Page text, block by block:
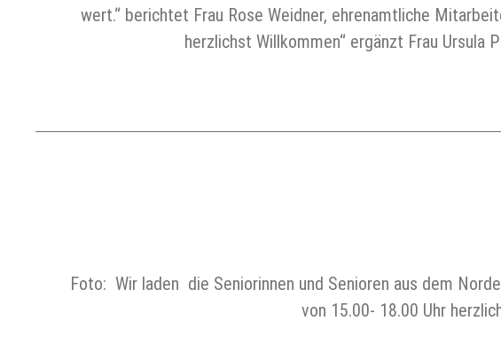
wert.“ berichtet Frau Rose Weidner, ehrenamtliche
herzlichst Willkommen“ ergänzt Frau Ursula
Foto: Wir laden die Seniorinnen und Senioren aus dem
von 15.00- 18.00 Uhr